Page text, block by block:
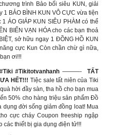
trình Bảo bối siêu KUN, giải
BẢO BÌNH KUN VÔ CỰC vừa tiện
ÁO GIÁP KUN SIÊU PHÀM có thể
BIẾN VẠN HÓA cho các bạn thoả
sở hữu ngay 1 ĐỒNG HỒ KUN
cực Kun Còn chần chừ gì nữa,
ơi!!!
#Tikitotvanhanh ———- TẤT
HẾT!!! Tiệc sale tất niên của Tiki
hời đầy sàn, tha hồ cho bạn mua
50% cho hàng triệu sản phẩm Đồ
dụng đời sống giảm đồng loat! Mua
cực cháy Coupon freeship ngập
các thiết bị gia dụng điện tử!!!